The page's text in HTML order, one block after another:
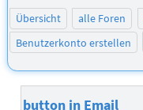
Übersicht alle Foren
Benutzerkonto erstellen
button in Email